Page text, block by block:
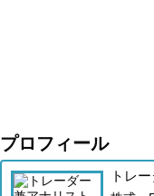
プロフィール
トレ